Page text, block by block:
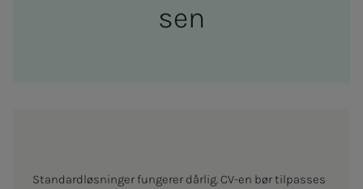
sen
Standardløsninger fungerer dårlig. CV-en bør tilpasses